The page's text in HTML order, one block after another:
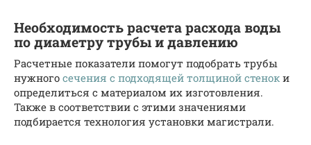
Необходимость расчета расхода воды
по диаметру трубы и давлению
Расчетные показатели помогут подобрать трубы
нужного сечения с подходящей толщиной стенок и
определиться с материалом их изготовления.
Также в соответствии с этими значениями
подбирается технология установки магистрали.